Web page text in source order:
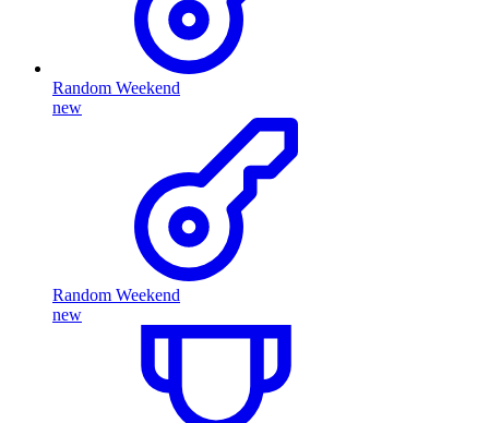
Random Weekend
new
Random Weekend
new